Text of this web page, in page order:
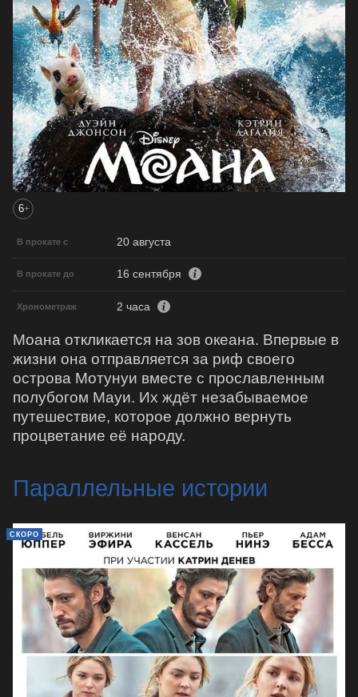
6+
В прокате с 20 августа
В прокате до 16 сентября
Хронометраж 2 часа
Моана откликается на зов океана. Впервые в
жизни она отправляется за риф своего
острова Мотунуи вместе с прославленным
полубогом Мауи. Их ждёт незабываемое
путешествие, которое должно вернуть
процветание её народу.
Параллельные истории
СКОРО